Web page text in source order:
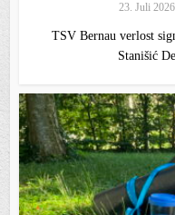
23. Juli 2026
TSV Bernau verlost
Stanišić